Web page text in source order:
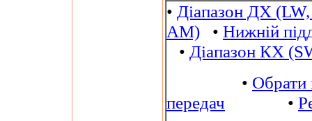
• Діапазон ДХ
AM) • Нижній
• Діапазон КХ
• Обрати
передач •